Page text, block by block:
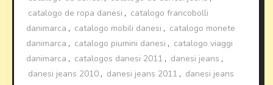
catalogo de ropa danesi , catalogo francobolli
danimarca , catalogo mobili danesi , catalogo monete
danimarca , catalogo piumini danesi , catalogo viaggi
danimarca , catalogos danesi 2011 , danesi jeans ,
danesi jeans 2010 , danesi jeans 2011 , danesi jeans